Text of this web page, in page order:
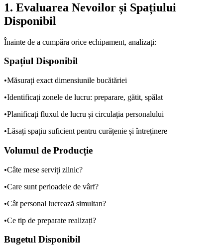
1. Evaluarea Nevoilor și Spațiului
Disponibil
Înainte de a cumpăra orice echipament, analizați:
Spațiul Disponibil
•Măsurați exact dimensiunile bucătăriei
•Identificați zonele de lucru: preparare, gătit, spălat
•Planificați fluxul de lucru și circulația personalului
•Lăsați spațiu suficient pentru curățenie și întreținere
Volumul de Producție
•Câte mese serviți zilnic?
•Care sunt perioadele de vârf?
•Cât personal lucrează simultan?
•Ce tip de preparate realizați?
Bugetul Disponibil